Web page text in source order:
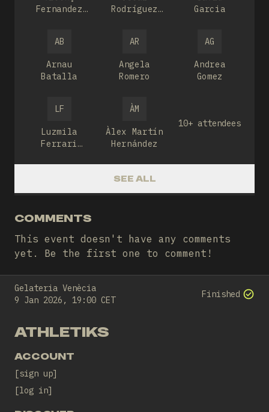
Fernandez
Rodríguez
Garcia
AB
Arnau
Batalla
AR
Angela
Romero
AG
Andrea
Gomez
LF
Luzmila
Ferrari
ÀM
Àlex Martín
Hernández
10+ attendees
SEE ALL
COMMENTS
This event doesn't have any comments
yet. Be the first one to comment!
Gelateria Venècia
9 Jan 2026, 19:00 CET
Finished
ATHLETIKS
ACCOUNT
sign up
log in